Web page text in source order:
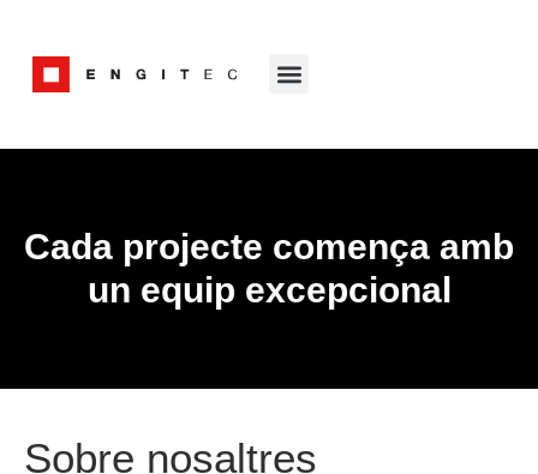
Cada projecte comença amb
un equip excepcional
Sobre nosaltres